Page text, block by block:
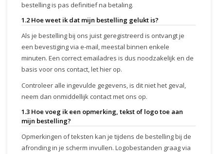
bestelling is pas definitief na betaling.
1.2 Hoe weet ik dat mijn bestelling gelukt is?
Als je bestelling bij ons juist geregistreerd is ontvangt je
een bevestiging via e-mail, meestal binnen enkele
minuten. Een correct emailadres is dus noodzakelijk en de
basis voor ons contact, let hier op.
Controleer alle ingevulde gegevens, is dit niet het geval,
neem dan onmiddellijk contact met ons op.
1.3 Hoe voeg ik een opmerking, tekst of logo toe aan
mijn bestelling?
Opmerkingen of teksten kan je tijdens de bestelling bij de
afronding in je scherm invullen. Logobestanden graag via